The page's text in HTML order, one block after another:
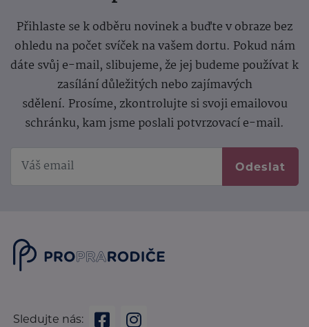
Přihlaste se k odběru novinek a buďte v obraze bez
ohledu na počet svíček na vašem dortu. Pokud nám
dáte svůj e-mail, slibujeme, že jej budeme používat k
zasílání důležitých nebo zajímavých
sdělení. Prosíme, zkontrolujte si svoji emailovou
schránku, kam jsme poslali potvrzovací e-mail.
Odeslat
Sledujte nás: